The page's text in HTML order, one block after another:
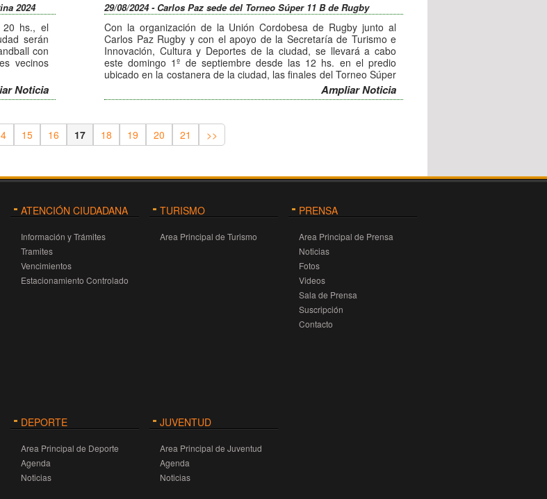
autos de
experiencias en el torneo, destacando que clasificaron al
Argentino de Clubes con los mejores equipos del país.
Aldo Rodríguez, DT de Bolívar, manifestó: "Estamos muy
contentos con lo que conseguimos, es un orgullo que hoy nos
reciban en el palacio municipal, los chicos querían conocer al
intendente, así que agradecemos mucho por este lindo
reconocimiento".
2024
hs., el
serán
con
vecinos
evento
menor,
8 de
de la
y gratuita
el
Noticia
29/08/2024 - Carlos Paz sede del Torneo Súper 11 B de Rugby
Con la organización de la Unión Cordobesa de Rugby junto al
Carlos Paz Rugby y con el apoyo de la Secretaría de Turismo e
Innovación, Cultura y Deportes de la ciudad, se llevará a cabo
este domingo 1º de septiembre desde las 12 hs. en el predio
ubicado en la costanera de la ciudad, las finales del Torneo Súper
Desde las 14 hs., las divisiones infantiles del club festejarán el día
previamente a las 13:30 hs. jugará la división intermedia y desde
las 16 hs. la primera división del club local.
Ampliar Noticia
15 16 17 18 19 20 21 >>
ATENCIÓN CIUDADANA
Información y Trámites
Tramites
Vencimientos
Estacionamiento Controlado
TURISMO
Area Principal de Turismo
PRENSA
Area Principal de Prensa
Noticias
Fotos
Videos
Sala de Prensa
Suscripción
Contacto
DEPORTE
Area Principal de Deporte
Agenda
Noticias
JUVENTUD
Area Principal de Juventud
Agenda
Noticias